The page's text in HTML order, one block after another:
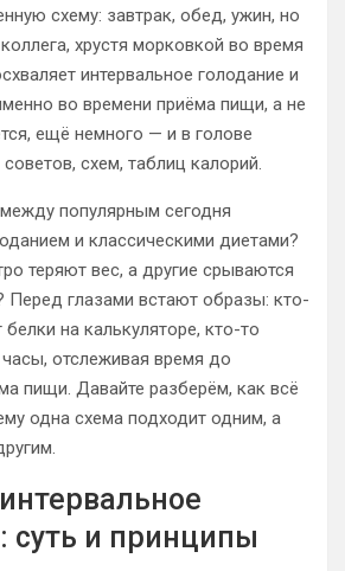
схему: завтрак, обед, ужин, но
хрустя морковкой во время
интервальное голодание и
во времени приёма пищи, а не
ещё немного — и в голове
схем, таблиц калорий.
популярным сегодня
и классическими диетами?
теряют вес, а другие срываются
Перед глазами встают образы: кто-
на калькуляторе, кто-то
отслеживая время до
пищи. Давайте разберём, как всё
одна схема подходит одним, а
суть и принципы